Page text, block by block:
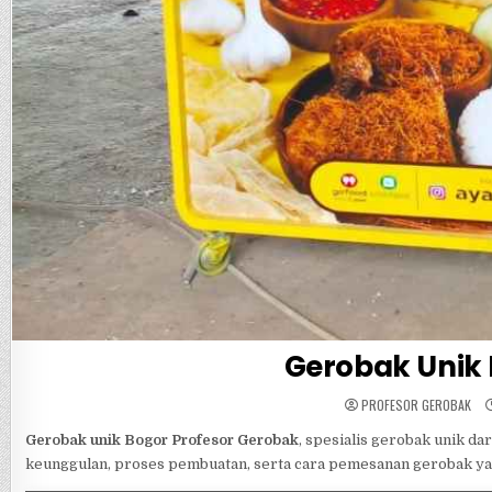
Gerobak
PROFESOR GEROBAK
Gerobak unik Bogor Profesor Gerobak, spesialis gerobak unik
keunggulan, proses pembuatan, serta cara pemesanan gerobak